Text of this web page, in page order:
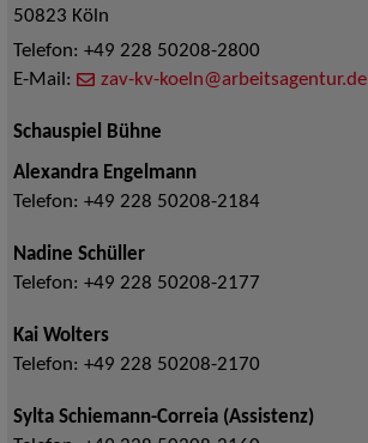
50823 Köln
Telefon: +49 228 50208-2800
E-Mail:
zav-kv-koeln@arbeitsagentur.de
Schauspiel Bühne
Alexandra Engelmann
Telefon: +49 228 50208-2184
Nadine Schüller
Telefon: +49 228 50208-2177
Kai Wolters
Telefon: +49 228 50208-2170
Sylta Schiemann-Correia (Assistenz)